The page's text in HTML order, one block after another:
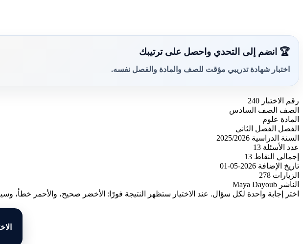
🏆 انضم إلى التحدي واحصل على ترتيبك
اختبار شهادة تدريبي مؤقت للصف والمادة والفصل نفسه.
رقم الاختبار 240
الصف الصف السادس
المادة علوم
الفصل الفصل الثاني
السنة الدراسية 2025/2026
عدد الأسئلة 13
إجمالي النقاط 13
تاريخ الإضافة 2026-05-01
الزيارات 278
الناشر Maya Dayoub
اختر إجابة واحدة لكل سؤال. عند الاختيار ستظهر النتيجة فورًا: الأخضر صحيح، والأحمر خطأ،